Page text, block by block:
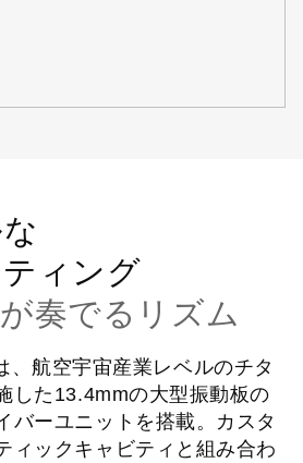
ィング
奏でるリズム
、航空宇宙産業レベルのチタ
した13.4mmの大型振動板の
バーユニットを搭載。カスタ
ィックキャビティと組み合わ